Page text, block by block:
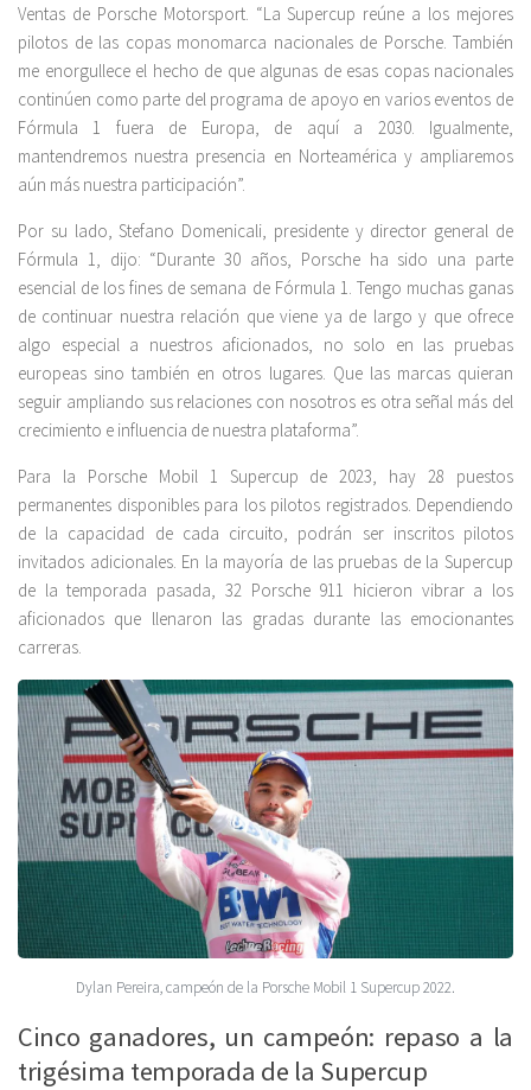
Ventas de Porsche Motorsport. “La Supercup reúne a los mejores
pilotos de las copas monomarca nacionales de Porsche. También
me enorgullece el hecho de que algunas de esas copas nacionales
continúen como parte del programa de apoyo en varios eventos de
Fórmula 1 fuera de Europa, de aquí a 2030. Igualmente,
mantendremos nuestra presencia en Norteamérica y ampliaremos
aún más nuestra participación”.
Por su lado, Stefano Domenicali, presidente y director general de
Fórmula 1, dijo: “Durante 30 años, Porsche ha sido una parte
esencial de los fines de semana de Fórmula 1. Tengo muchas ganas
de continuar nuestra relación que viene ya de largo y que ofrece
algo especial a nuestros aficionados, no solo en las pruebas
europeas sino también en otros lugares. Que las marcas quieran
seguir ampliando sus relaciones con nosotros es otra señal más del
crecimiento e influencia de nuestra plataforma”.
Para la Porsche Mobil 1 Supercup de 2023, hay 28 puestos
permanentes disponibles para los pilotos registrados. Dependiendo
de la capacidad de cada circuito, podrán ser inscritos pilotos
invitados adicionales. En la mayoría de las pruebas de la Supercup
de la temporada pasada, 32 Porsche 911 hicieron vibrar a los
aficionados que llenaron las gradas durante las emocionantes
carreras.
Dylan Pereira, campeón de la Porsche Mobil 1 Supercup 2022.
Cinco ganadores, un campeón: repaso a la
trigésima temporada de la Supercup